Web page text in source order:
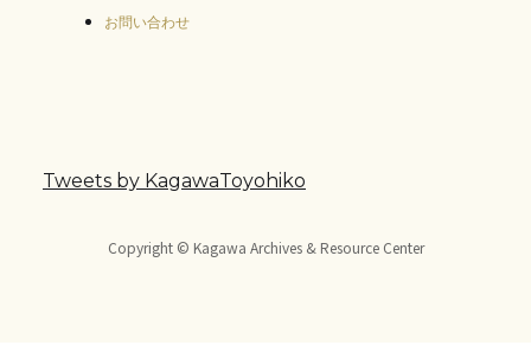
お問い合わせ
Tweets by KagawaToyohiko
Copyright © Kagawa Archives & Resource Center